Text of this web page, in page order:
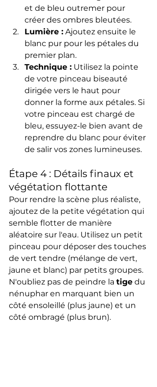
et de bleu outremer pour
créer des ombres bleutées.
Lumière : Ajoutez ensuite le
blanc pur pour les pétales du
premier plan.
Technique : Utilisez la pointe
de votre pinceau biseauté
dirigée vers le haut pour
donner la forme aux pétales. Si
votre pinceau est chargé de
bleu, essuyez-le bien avant de
reprendre du blanc pour éviter
de salir vos zones lumineuses.
Étape 4 : Détails finaux et
végétation flottante
Pour rendre la scène plus réaliste,
ajoutez de la petite végétation qui
semble flotter de manière
aléatoire sur l'eau. Utilisez un petit
pinceau pour déposer des touches
de vert tendre (mélange de vert,
jaune et blanc) par petits groupes.
N'oubliez pas de peindre la tige du
nénuphar en marquant bien un
côté ensoleillé (plus jaune) et un
côté ombragé (plus brun).